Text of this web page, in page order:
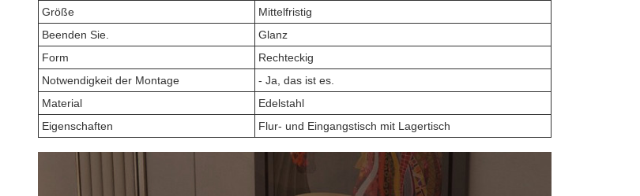
Größe
Mittelfristig
Beenden Sie.
Glanz
Form
Rechteckig
Notwendigkeit der Montage
- Ja, das ist es.
Material
Edelstahl
Eigenschaften
Flur- und Eingangstisch mit Lagertisch